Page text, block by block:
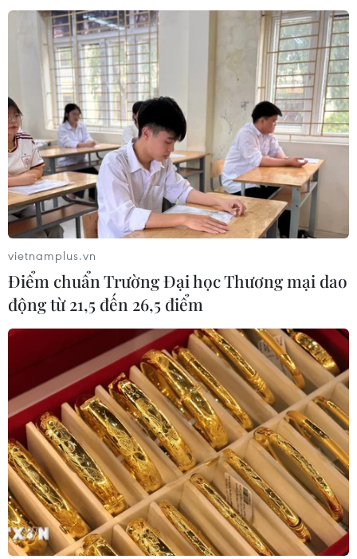
vietnamplus.vn
Điểm chuẩn Trường Đại học Thương mại dao
động từ 21,5 đến 26,5 điểm